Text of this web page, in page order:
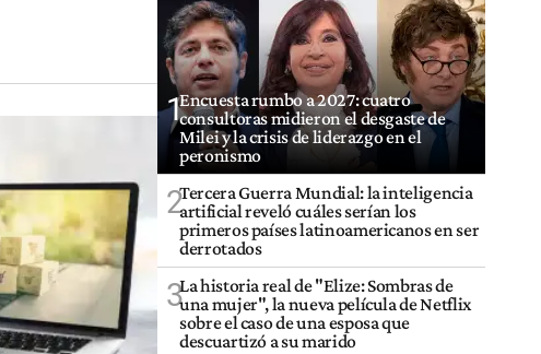
1Encuesta rumbo a 2027: cuatro
consultoras midieron el desgaste de
Milei y la crisis de liderazgo en el
peronismo
2Tercera Guerra Mundial: la inteligencia
artificial reveló cuáles serían los
primeros países latinoamericanos en ser
derrotados
3La historia real de "Elize: Sombras de
una mujer", la nueva película de Netflix
sobre el caso de una esposa que
descuartizó a su marido